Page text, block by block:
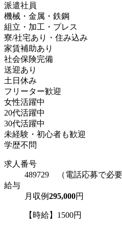
派遣社員
機械・金属・鉄鋼
組立・加工・プレス
寮/社宅あり・住み込み
家賃補助あり
社会保険完備
送迎あり
土日休み
フリーター歓迎
女性活躍中
20代活躍中
30代活躍中
未経験・初心者も歓迎
学歴不問
求人番号
489729 （電話応募で必要
給与
月収例295,000円
【時給】1500円